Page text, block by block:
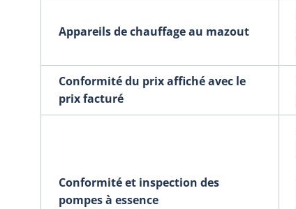
Appareils de chauffage au mazout
Conformité du prix affiché avec le
prix facturé
Conformité et inspection des
pompes à essence